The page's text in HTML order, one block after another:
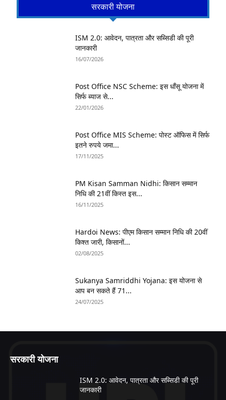
सरकारी योजना
ISM 2.0: आवेदन, पात्रता और सब्सिडी की पूरी
जानकारी
16/07/2026
Post Office NSC Scheme: इस धाँसू योजना में
सिर्फ ब्याज से...
22/01/2026
Post Office MIS Scheme: पोस्ट ऑफिस में सिर्फ
इतने रुपये जमा...
17/11/2025
PM Kisan Samman Nidhi: किसान सम्मान
निधि की 21वीं किस्त इस...
16/11/2025
Hardoi News: पीएम किसान सम्मान निधि की 20वीं
किश्त जारी, किसानों...
02/08/2025
Sukanya Samriddhi Yojana: इस योजना से
आप बन सकते हैं 71...
24/07/2025
सरकारी योजना
ISM 2.0: आवेदन, पात्रता और सब्सिडी की पूरी
जानकारी